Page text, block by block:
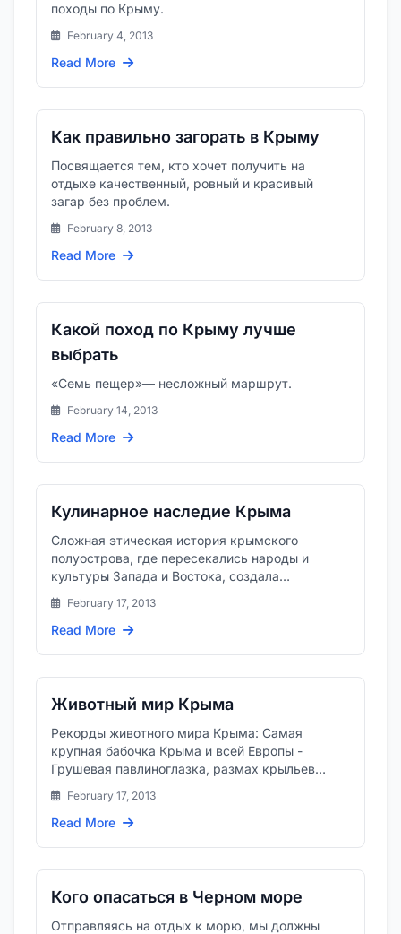
походы по Крыму.
February 4, 2013
Read More
Как правильно загорать в Крыму
Посвящается тем, кто хочет получить на
отдыхе качественный, ровный и красивый
загар без проблем.
February 8, 2013
Read More
Какой поход по Крыму лучше
выбрать
«Семь пещер»— несложный маршрут.
February 14, 2013
Read More
Кулинарное наследие Крыма
Сложная этическая история крымского
полуострова, где пересекались народы и
культуры Запада и Востока, создала
неповторимое и разнообразное кулинарное...
February 17, 2013
Read More
Животный мир Крыма
Рекорды животного мира Крыма: Самая
крупная бабочка Крыма и всей Европы -
Грушевая павлиноглазка, размах крыльев
достигает от 120 до 155мм.
February 17, 2013
Read More
Кого опасаться в Черном море
Отправляясь на отдых к морю, мы должны